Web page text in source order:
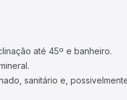
até 45º e banheiro.
sanitário e,